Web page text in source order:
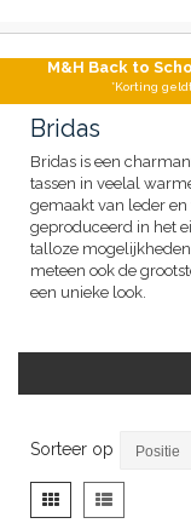
M&H Back to
*Korting
Bridas
Bridas is een
tassen in veelal
gemaakt van leder
geproduceerd in het
talloze
meteen ook de
een unieke look.
Sorteer op
Tonen
als
Foto-
tabel
Lijst